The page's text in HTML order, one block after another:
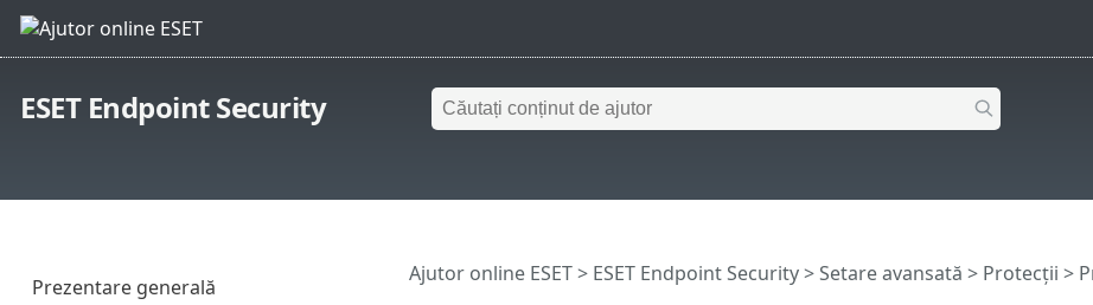
ESET Endpoint Security
Ajutor online ESET> ESET Endpoint Security>Setare avansată > Protecții >